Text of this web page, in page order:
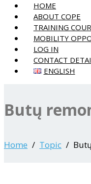
HOME
ABOUT COPE
TRAINING
MOBILITY
LOG IN
CONTACT
ENGLISH
Butų
Home Topic